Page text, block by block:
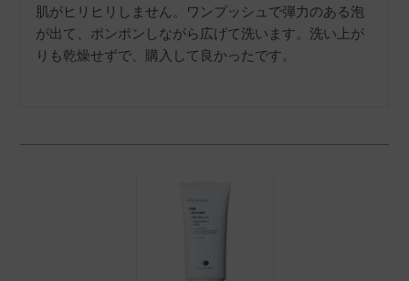
肌がヒリヒリしません。ワンプッシュで弾力のある泡
が出て、ポンポンしながら広げて洗います。洗い上が
りも乾燥せずで、購入して良かったです。